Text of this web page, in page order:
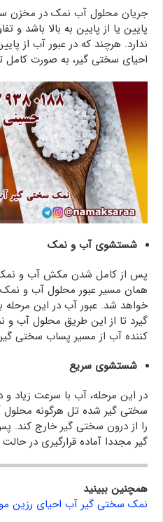
جریان محلول آب نمک در مخزن
پایین یا از پایین به بالا باشد و
ندارد. هرچند که در عبور آب از
احیای سختی گیر، به صورت کامل
شستشوی آب و نمک
پس از کامل شدن مکش آب و نمک،
همان مسیر عبور محلول آب و
خواهد شد. عبور آب در این
گیرد تا از این طریق محلول آب
کننده آب از مسیر پساب سختی
شستشوی سریع
در این مرحله، آب با سرعت زیاد و
سختی گیر شده تل هرگونه محلول
را از درون سختی گیر خارج کند.
گیر مجددا آماده قرارگیری در
همچنین ببینید
نمک سختی گیر آب احیای رزین